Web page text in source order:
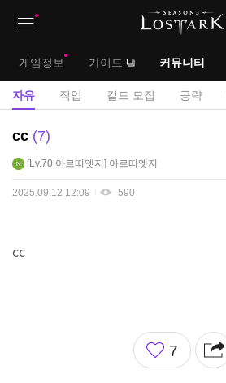
대
메
게임정보 가이드 커뮤니티
서
자유 직업 길드 모집 공략
자
게
cc 7
Lv.70 아르띠엣지 아르띠엣지
2025.09.12 12:09 590
cc
좋
아
7